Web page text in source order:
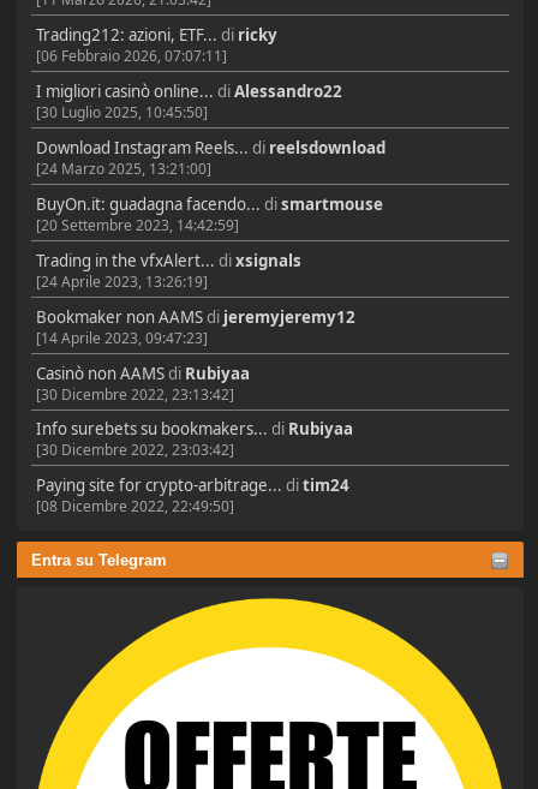
Trading212: azioni, ETF... di ricky
[06 Febbraio 2026, 07:07:11]
I migliori casinò online... diAlessandro22
[30 Luglio 2025, 10:45:50]
Download Instagram Reels... di reelsdownload
[24 Marzo 2025, 13:21:00]
BuyOn.it: guadagna facendo... dismartmouse
[20 Settembre 2023, 14:42:59]
Trading in the vfxAlert... dixsignals
[24 Aprile 2023, 13:26:19]
Bookmaker non AAMSdi jeremyjeremy12
[14 Aprile 2023, 09:47:23]
Casinò non AAMSdi Rubiyaa
[30 Dicembre 2022, 23:13:42]
Info surebets su bookmakers... di Rubiyaa
[30 Dicembre 2022, 23:03:42]
Paying site for crypto-arbitrage... ditim24
[08 Dicembre 2022, 22:49:50]
Entra su Telegram